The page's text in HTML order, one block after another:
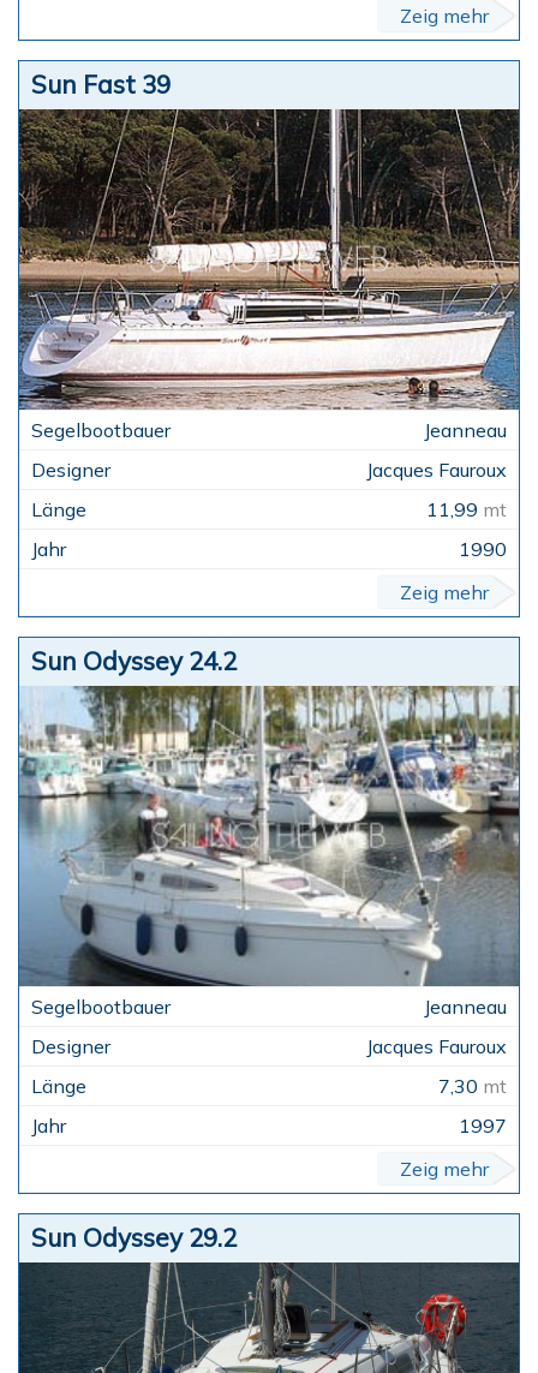
Zeig mehr
Sun Fast 39
Jeanneau
Jacques Fauroux
11,99 mt
1990
Zeig mehr
Sun Odyssey 24.2
Jeanneau
Jacques Fauroux
7,30 mt
1997
Zeig mehr
Sun Odyssey 29.2